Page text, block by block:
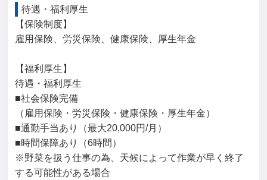
待遇・福利厚生
【保険制度】
雇用保険、労災保険、健康保険、厚生年金
【福利厚生】
待遇・福利厚生
■社会保険完備
（雇用保険・労災保険・健康保険・厚生年金）
■通勤手当あり（最大20,000円/月）
■時間保障あり（6時間）
※野菜を扱う仕事の為、天候によって作業が早く終了
する可能性がある場合